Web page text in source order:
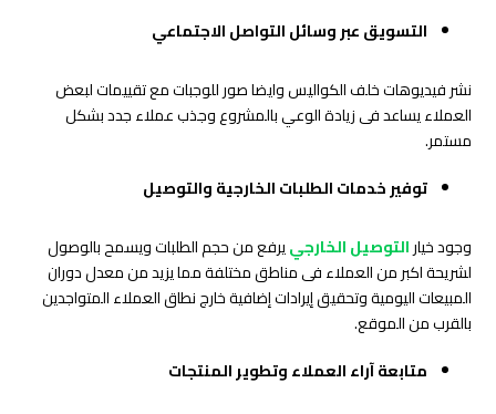
التسويق عبر وسائل التواصل الاجتماعي
نشر فيديوهات خلف الكواليس وايضا صور للوجبات مع تقييمات لبعض
العملاء يساعد فى زيادة الوعي بالمشروع وجذب عملاء جدد بشكل
مستمر.
توفير خدمات الطلبات الخارجية والتوصيل
وجود خيارالتوصيل الخارجييرفع من حجم الطلبات ويسمح بالوصول
لشريحة اكبر من العملاء فى مناطق مختلفة مما يزيد من معدل دوران
المبيعات اليومية وتحقيق إيرادات إضافية خارج نطاق العملاء المتواجدين
بالقرب من الموقع.
متابعة آراء العملاء وتطوير المنتجات